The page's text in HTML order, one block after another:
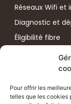
Pour offrir les
telles que les cookies
Réseaux Wifi et
Diagnostic et
Éligibilité fibre
Test de débit
Plus
ADRESSE
33 Rue des